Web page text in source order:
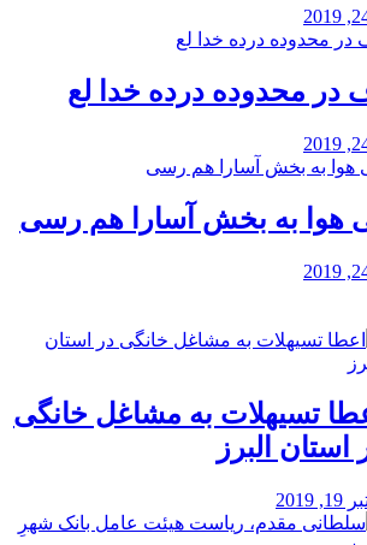
در محدوده درده خدا لع
هوا به بخش آسارا هم رسی
تسیهلات به مشاغل خانگی
استان البرز
2019